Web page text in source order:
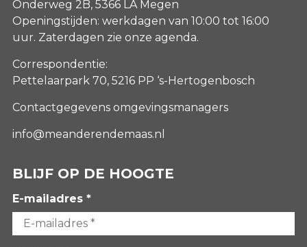
Onderweg 2B, 5366 LA Megen
Openingstijden: werkdagen van 10:00 tot 16:00
uur. Zaterdagen zie onze agenda.
Correspondentie:
Pettelaarpark 70, 5216 PP ‘s-Hertogenbosch
Contactgegevens omgevingsmanagers
info@meanderendemaas.nl
BLIJF OP DE HOOGTE
E-mailadres *